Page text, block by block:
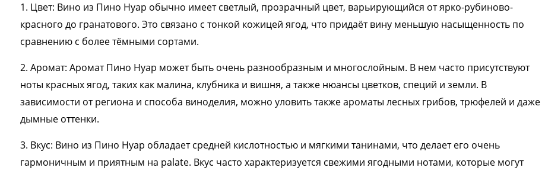
1. Цвет: Вино из Пино Нуар обычно имеет светлый, прозрачный цвет, варьирующийся от ярко-рубиново-
красного до гранатового. Это связано с тонкой кожицей ягод, что придаёт вину меньшую насыщенность по
сравнению с более тёмными сортами.
2. Аромат: Аромат Пино Нуар может быть очень разнообразным и многослойным. В нем часто присутствуют
ноты красных ягод, таких как малина, клубника и вишня, а также нюансы цветков, специй и земли. В
зависимости от региона и способа виноделия, можно уловить также ароматы лесных грибов, трюфелей и даже
дымные оттенки.
3. Вкус: Вино из Пино Нуар обладает средней кислотностью и мягкими танинами, что делает его очень
гармоничным и приятным на palate. Вкус часто характеризуется свежими ягодными нотами, которые могут